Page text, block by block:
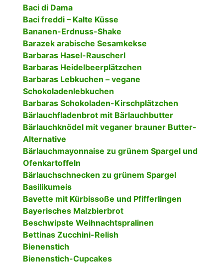
Baci di Dama
Baci freddi – Kalte Küsse
Bananen-Erdnuss-Shake
Barazek arabische Sesamkekse
Barbaras Hasel-Rauscherl
Barbaras Heidelbeerplätzchen
Barbaras Lebkuchen – vegane
Schokoladenlebkuchen
Barbaras Schokoladen-Kirschplätzchen
Bärlauchfladenbrot mit Bärlauchbutter
Bärlauchknödel mit veganer brauner Butter-
Alternative
Bärlauchmayonnaise zu grünem Spargel und
Ofenkartoffeln
Bärlauchschnecken zu grünem Spargel
Basilikumeis
Bavette mit Kürbissoße und Pfifferlingen
Bayerisches Malzbierbrot
Beschwipste Weihnachtspralinen
Bettinas Zucchini-Relish
Bienenstich
Bienenstich-Cupcakes